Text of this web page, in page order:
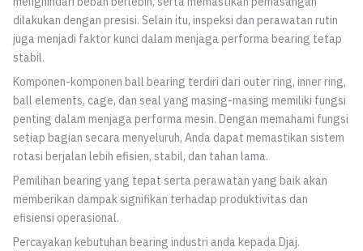
dilakukan dengan presisi. Selain itu, inspeksi dan perawatan rutin
juga menjadi faktor kunci dalam menjaga performa bearing tetap
stabil.
Komponen-komponen ball bearing terdiri dari outer ring, inner ring,
ball elements, cage, dan seal yang masing-masing memiliki fungsi
penting dalam menjaga performa mesin. Dengan memahami fungsi
setiap bagian secara menyeluruh, Anda dapat memastikan sistem
rotasi berjalan lebih efisien, stabil, dan tahan lama.
Pemilihan bearing yang tepat serta perawatan yang baik akan
memberikan dampak signifikan terhadap produktivitas dan
efisiensi operasional.
Percayakan kebutuhan bearing industri anda kepada Djaj.